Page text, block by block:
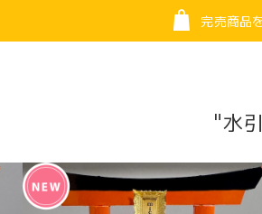
完売商品
in Japanese. If needed, please use"水